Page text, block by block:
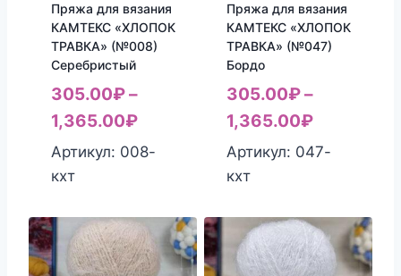
Пряжа для вязания
КАМТЕКС «ХЛОПОК
ТРАВКА» (№008)
Серебристый
305.00₽–
1,365.00₽
Артикул: 008-
кхт
Пряжа для вязания
КАМТЕКС «ХЛОПОК
ТРАВКА» (№047)
Бордо
305.00₽–
1,365.00₽
Артикул: 047-
кхт